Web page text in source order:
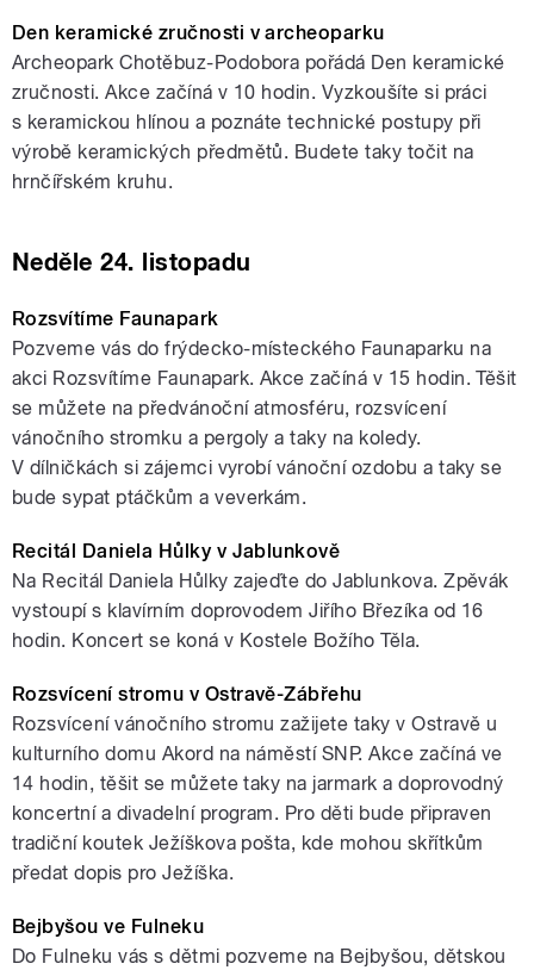
Den keramické zručnosti v archeoparku
Archeopark Chotěbuz-Podobora pořádá Den keramické
zručnosti. Akce začíná v 10 hodin. Vyzkoušíte si práci
s keramickou hlínou a poznáte technické postupy při
výrobě keramických předmětů. Budete taky točit na
hrnčířském kruhu.
Neděle 24. listopadu
Rozsvítíme Faunapark
Pozveme vás do frýdecko-místeckého Faunaparku na
akci Rozsvítíme Faunapark. Akce začíná v 15 hodin. Těšit
se můžete na předvánoční atmosféru, rozsvícení
vánočního stromku a pergoly a taky na koledy.
V dílničkách si zájemci vyrobí vánoční ozdobu a taky se
bude sypat ptáčkům a veverkám.
Recitál Daniela Hůlky v Jablunkově
Na Recitál Daniela Hůlky zajeďte do Jablunkova. Zpěvák
vystoupí s klavírním doprovodem Jiřího Březíka od 16
hodin. Koncert se koná v Kostele Božího Těla.
Rozsvícení stromu v Ostravě-Zábřehu
Rozsvícení vánočního stromu zažijete taky v Ostravě u
kulturního domu Akord na náměstí SNP. Akce začíná ve
14 hodin, těšit se můžete taky na jarmark a doprovodný
koncertní a divadelní program. Pro děti bude připraven
tradiční koutek Ježíškova pošta, kde mohou skřítkům
předat dopis pro Ježíška.
Bejbyšou ve Fulneku
Do Fulneku vás s dětmi pozveme na Bejbyšou, dětskou